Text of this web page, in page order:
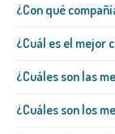
¿Con qué
¿Cuál es el mejor
¿Cuáles son las
¿Cuáles son los